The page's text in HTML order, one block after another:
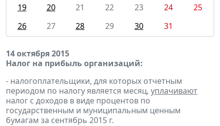
19
20 21 22 23 24
25
26
27 28 29 30 31
14 октября 2015
Налог на прибыль организаций:
- налогоплательщики, для которых отчетным
периодом по налогу является месяц, уплачивают
налог с доходов в виде процентов по
государственным и муниципальным ценным
бумагам за сентябрь 2015 г.